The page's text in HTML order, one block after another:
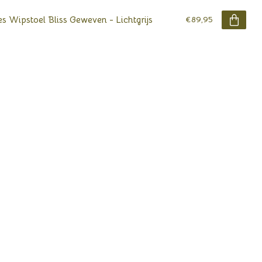
Wipstoel Bliss Geweven - Lichtgrijs €89,95